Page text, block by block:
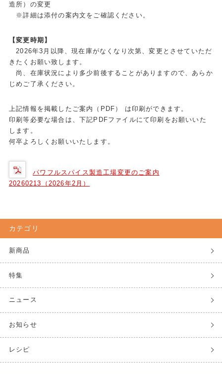
造所）の変更
※詳細は添付の案内文をご確認ください。
【変更時期】
2026年3月以降、現在庫がなくなり次第、変更とさせていただ
きたくお願い致します。
尚、在庫状況により多少前後することがありますので、あらか
じめご了承ください。
上記情報を掲載したご案内（PDF） は印刷ができます。
印刷等必要な場合は、下記PDFファイルにて印刷をお願いいた
します。
何卒よろしくお願いいたします。
パワフルスパイス製造工場変更のご案内
20260213（2026年2月）
カテゴリ
新商品
特集
ニュース
お知らせ
レシピ